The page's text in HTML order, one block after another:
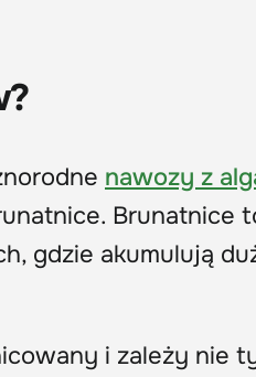
nawozy z
Brunatnice
gdzie akumulują
i zależy nie